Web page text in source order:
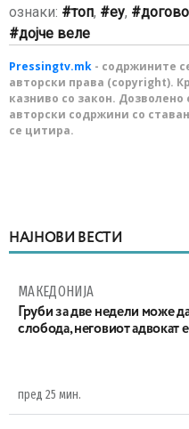
ознаки:
топ, еу,
дојче веле
Pressingtv.mk - содржините
авторски права (copyright).
казниво со закон.
авторски содржини со
се цитира.
НАЈНОВИ ВЕСТИ
МАКЕДОНИЈА
Груби за две недели може
слобода, неговиот адвокат
пред 25 мин.